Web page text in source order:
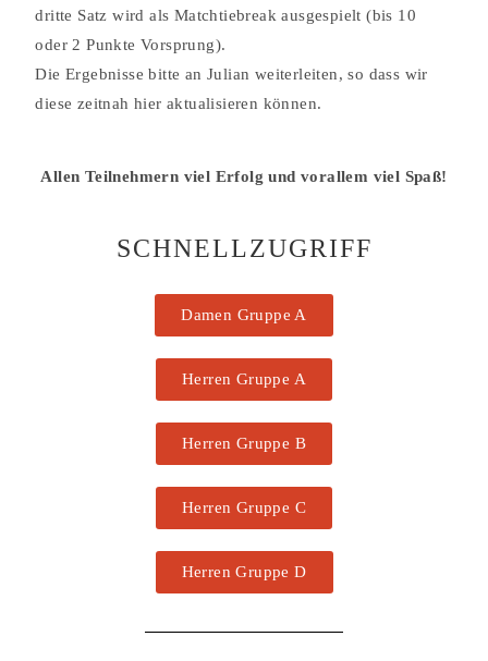
dritte Satz wird als Matchtiebreak ausgespielt (bis 10
oder 2 Punkte Vorsprung).
Die Ergebnisse bitte an Julian weiterleiten, so dass wir
diese zeitnah hier aktualisieren können.
Allen Teilnehmern viel Erfolg und vorallem viel Spaß!
SCHNELLZUGRIFF
Damen Gruppe A
Herren Gruppe A
Herren Gruppe B
Herren Gruppe C
Herren Gruppe D